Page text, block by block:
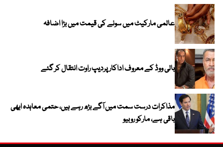
عالمی مارکیٹ میں سونے کی قیمت میں بڑا اضافہ
بالی ووڈ کے معروف اداکار پردیپ راوت انتقال کر گئے
مذاکرات درست سمت میں آگے بڑھ رہے ہیں، حتمی معاہدہ ابھی
باقی ہے، مارکو روبیو